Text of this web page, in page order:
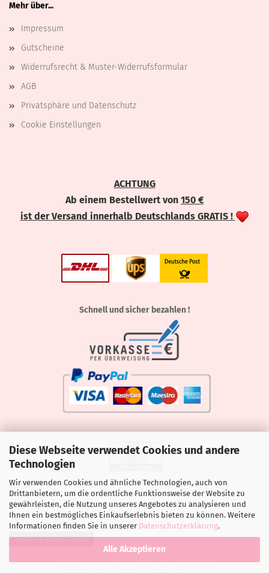
Diese Webseite verwendet Cookies und andere
Technologien
Wir verwenden Cookies und ähnliche Technologien, auch von
Drittanbietern, um die ordentliche Funktionsweise der Website zu
gewährleisten, die Nutzung unseres Angebotes zu analysieren und
Ihnen ein bestmögliches Einkaufserlebnis bieten zu können. Weitere
Informationen finden Sie in unserer Datenschutzerklärung.
Alle Akzeptieren
Mehr über...
Impressum
Gutscheine
Widerrufsrecht & Muster-Widerrufsformular
AGB
Privatsphäre und Datenschutz
Cookie Einstellungen
ACHTUNG
Ab einem Bestellwert von 150 €
ist der Versand innerhalb Deutschlands GRATIS !
Schnell und sicher bezahlen !
Vertrag widerrufen